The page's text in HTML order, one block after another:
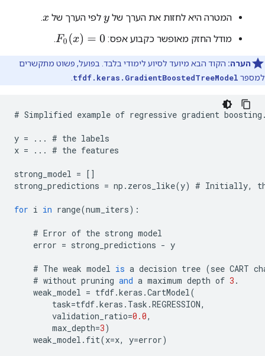
המטרה היא לחזות את הערך של yלפי הערך של x
.
מודל החזק מאופשר כקבוע אפס:
F0( x)=0
.
הערה: הקוד הבא מיועד לסיוע לימודי בלבד. בפועל, פשוט מתקשרים
למספר tfdf.keras.GradientBoostedTreeModel
# Simplified example of regressive gradient boosting
y = ... # the labels
x = ... # the features
strong_model = []
strong_predictions = np . zeros_like(y) # Initially,
for i in range(num_iters):
# Error of the strong model
error = strong_predictions - y
# The weak model is a decision tree (see CART
# without pruning and a maximum depth of 3 .
weak_model = tfdf.keras .CartModel(
task=tfdf.keras . Task .REGRESSION,
validation_ratio=0.0,
max_depth=3)
weak_model . fit(x=x, y=error)